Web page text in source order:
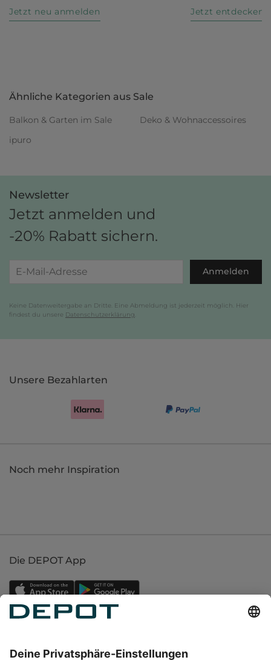
Jetzt neu anmelden
Jetzt entdecken
Ähnliche Kategorien aus Sale
Balkon & Garten im Sale
Deko & Wohnaccessoires
ipuro
Newsletter
Jetzt anmelden und
-20% Rabatt sichern.
Anmelden
Keine Datenweitergabe an Dritte. Eine Abmeldung ist jederzeit möglich. Hier
findest du unsere Datenschutzerklärung
Unsere Bezahlarten
Noch mehr Inspiration
Die DEPOT App